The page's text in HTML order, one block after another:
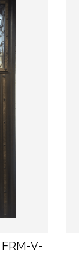
FRM-V-